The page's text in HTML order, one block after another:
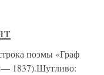
поэмы «Граф
1837).Шутливо: